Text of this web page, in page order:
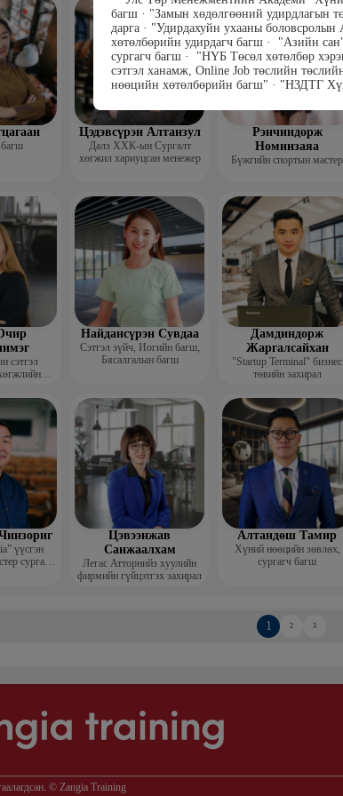
багш · "Замын хөдөлгөөний удирдлагын
дарга · "Удирдахуйн ухааны
хөтөлбөрийн удирдагч багш · "Азийн
сургагч багш · "НҮБ Төсөл хөтөлбөр
сэтгэл ханамж, Online Job төслийн
нөөцийн хөтөлбөрийн багш" · "НЗДТГ
сургагч багш
Цэдэвсүрэн Алтанзул
Далз ХХК-ын Сургалт
хөгжил хариуцсан менежер
Рэнчиндорж
Номинзаяа
Бүжгийн спортын мастер
сэтгэл
Найдансүрэн Сувдаа
Сэтгэл зүйч, Иогийн багш,
Бясалгалын багш
Дамдиндорж
Жаргалсайхан
"Startup Terminal" бизнес
төвийн захирал
үүсгэн
сургагч
Цэвээнжав
Санжаалхам
Легас Атторнийз хуулийн
фирмийн гүйцэтгэх захирал
Алтандөш Тамир
Хүний нөөцийн зөвлөх,
сургагч багш
1 2 3
© Zangia Training